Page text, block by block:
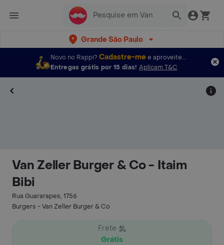
Grande São Paulo
Novo no Rappi? Cadastre-mee aproveite...
Entregas grátis por 15 dias! Aplicam T&C
Van Zeller Burger & Co - Itaim
Bibi
Rua Guararapes, 1756
Burgers - Van Zeller Burger & Co
Frete
Grátis